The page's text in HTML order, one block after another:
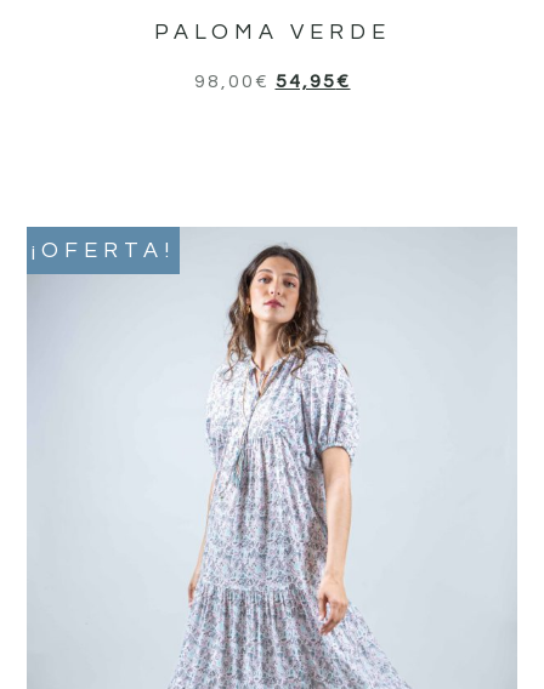
PALOMA VERDE
98,00 € 54,95€
¡OFERTA!